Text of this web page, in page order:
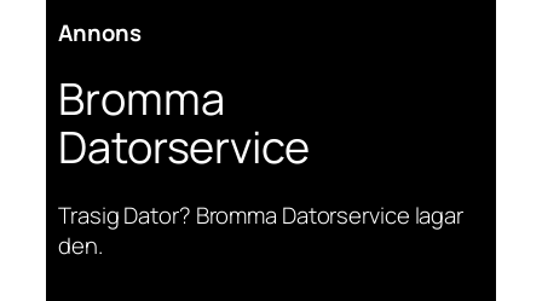
Annons
Bromma
Datorservice
Trasig Dator? Bromma Datorservice lagar
den.